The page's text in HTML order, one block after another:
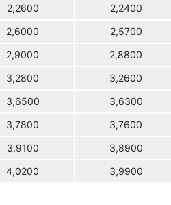
2,2600 2,2400
2,6000 2,5700
2,9000 2,8800
3,2800 3,2600
3,6500 3,6300
3,7800 3,7600
3,9100 3,8900
4,0200 3,9900